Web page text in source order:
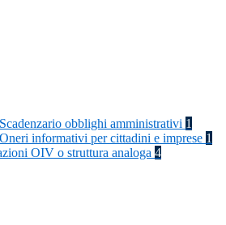
Scadenzario obblighi amministrativi 1
Oneri informativi per cittadini e imprese 1
OIV o struttura analoga 4